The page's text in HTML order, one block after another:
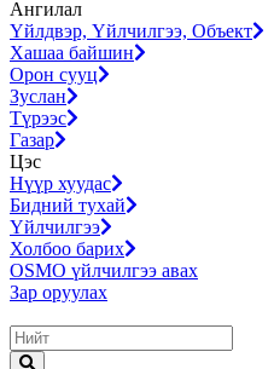
Ангилал
Үйлдвэр, Үйлчилгээ, Объект
Хашаа байшин
Орон сууц
Зуслан
Түрээс
Газар
Цэс
Нүүр хуудас
Бидний тухай
Үйлчилгээ
Холбоо барих
OSMO үйлчилгээ авах
Зар оруулах